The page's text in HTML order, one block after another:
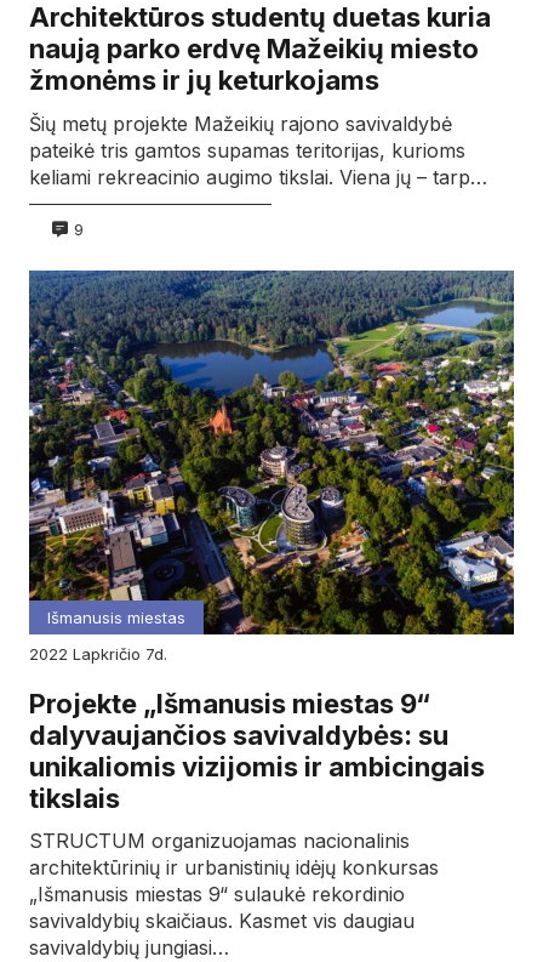
Architektūros studentų duetas kuria
naują parko erdvę Mažeikių miesto
žmonėms ir jų keturkojams
Šių metų projekte Mažeikių rajono savivaldybė
pateikė tris gamtos supamas teritorijas, kurioms
keliami rekreacinio augimo tikslai. Viena jų – tarp…
9
Išmanusis miestas
2022
lapkričio 7d.
Projekte „Išmanusis miestas 9“
dalyvaujančios savivaldybės: su
unikaliomis vizijomis ir ambicingais
tikslais
STRUCTUM organizuojamas nacionalinis
architektūrinių ir urbanistinių idėjų konkursas
„Išmanusis miestas 9“ sulaukė rekordinio
savivaldybių skaičiaus. Kasmet vis daugiau
savivaldybių jungiasi…